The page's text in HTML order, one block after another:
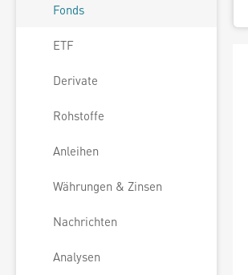
Fonds
ETF
Derivate
Rohstoffe
Anleihen
Währungen & Zinsen
Nachrichten
Analysen